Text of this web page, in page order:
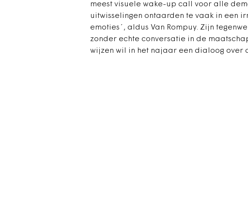
meest visuele wake-up call voor alle
uitwisselingen ontaarden te vaak in een
emoties´, aldus Van Rompuy. Zijn
zonder echte conversatie in de
wijzen wil in het najaar een dialoog over